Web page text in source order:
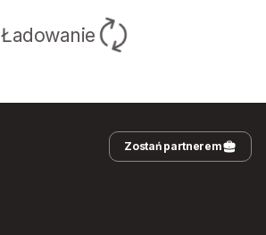
Ładowanie
Zostań partnerem